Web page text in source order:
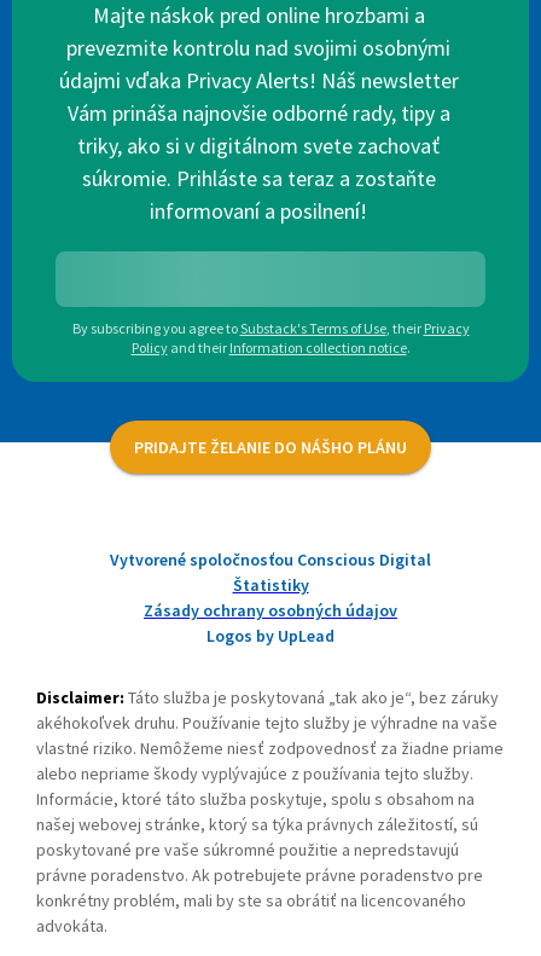
Majte náskok pred online hrozbami a
prevezmite kontrolu nad svojimi osobnými
údajmi vďaka Privacy Alerts! Náš newsletter
Vám prináša najnovšie odborné rady, tipy a
triky, ako si v digitálnom svete zachovať
súkromie. Prihláste sa teraz a zostaňte
informovaní a posilnení!
By subscribing you agree toSubstack's Terms of Use, their Privacy
Policy and their Information collection notice.
PRIDAJTE ŽELANIE DO NÁŠHO PLÁNU
Vytvorené spoločnosťou Conscious Digital
Štatistiky
Zásady ochrany osobných údajov
Logos by UpLead
Disclaimer: Táto služba je poskytovaná „tak ako je“, bez záruky
akéhokoľvek druhu. Používanie tejto služby je výhradne na vaše
vlastné riziko. Nemôžeme niesť zodpovednosť za žiadne priame
alebo nepriame škody vyplývajúce z používania tejto služby.
Informácie, ktoré táto služba poskytuje, spolu s obsahom na
našej webovej stránke, ktorý sa týka právnych záležitostí, sú
poskytované pre vaše súkromné použitie a nepredstavujú
právne poradenstvo. Ak potrebujete právne poradenstvo pre
konkrétny problém, mali by ste sa obrátiť na licencovaného
advokáta.